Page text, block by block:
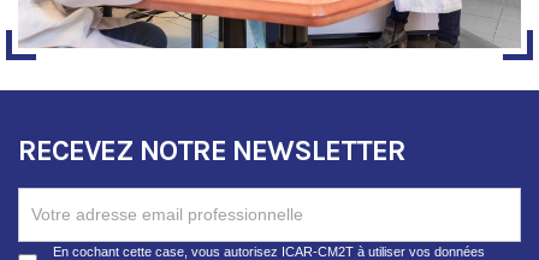
RECEVEZ
NOTRE
NEWSLETTER
RECEVEZ NOTRE NEWSLETTER
En cochant cette case, vous autorisez ICAR-CM2T à utiliser vos données